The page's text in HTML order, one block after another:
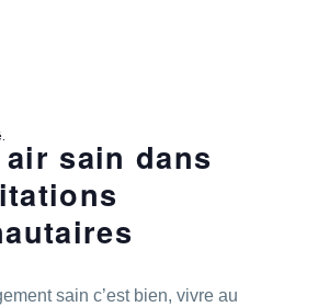
sain dans
sain c’est bien, vivre au